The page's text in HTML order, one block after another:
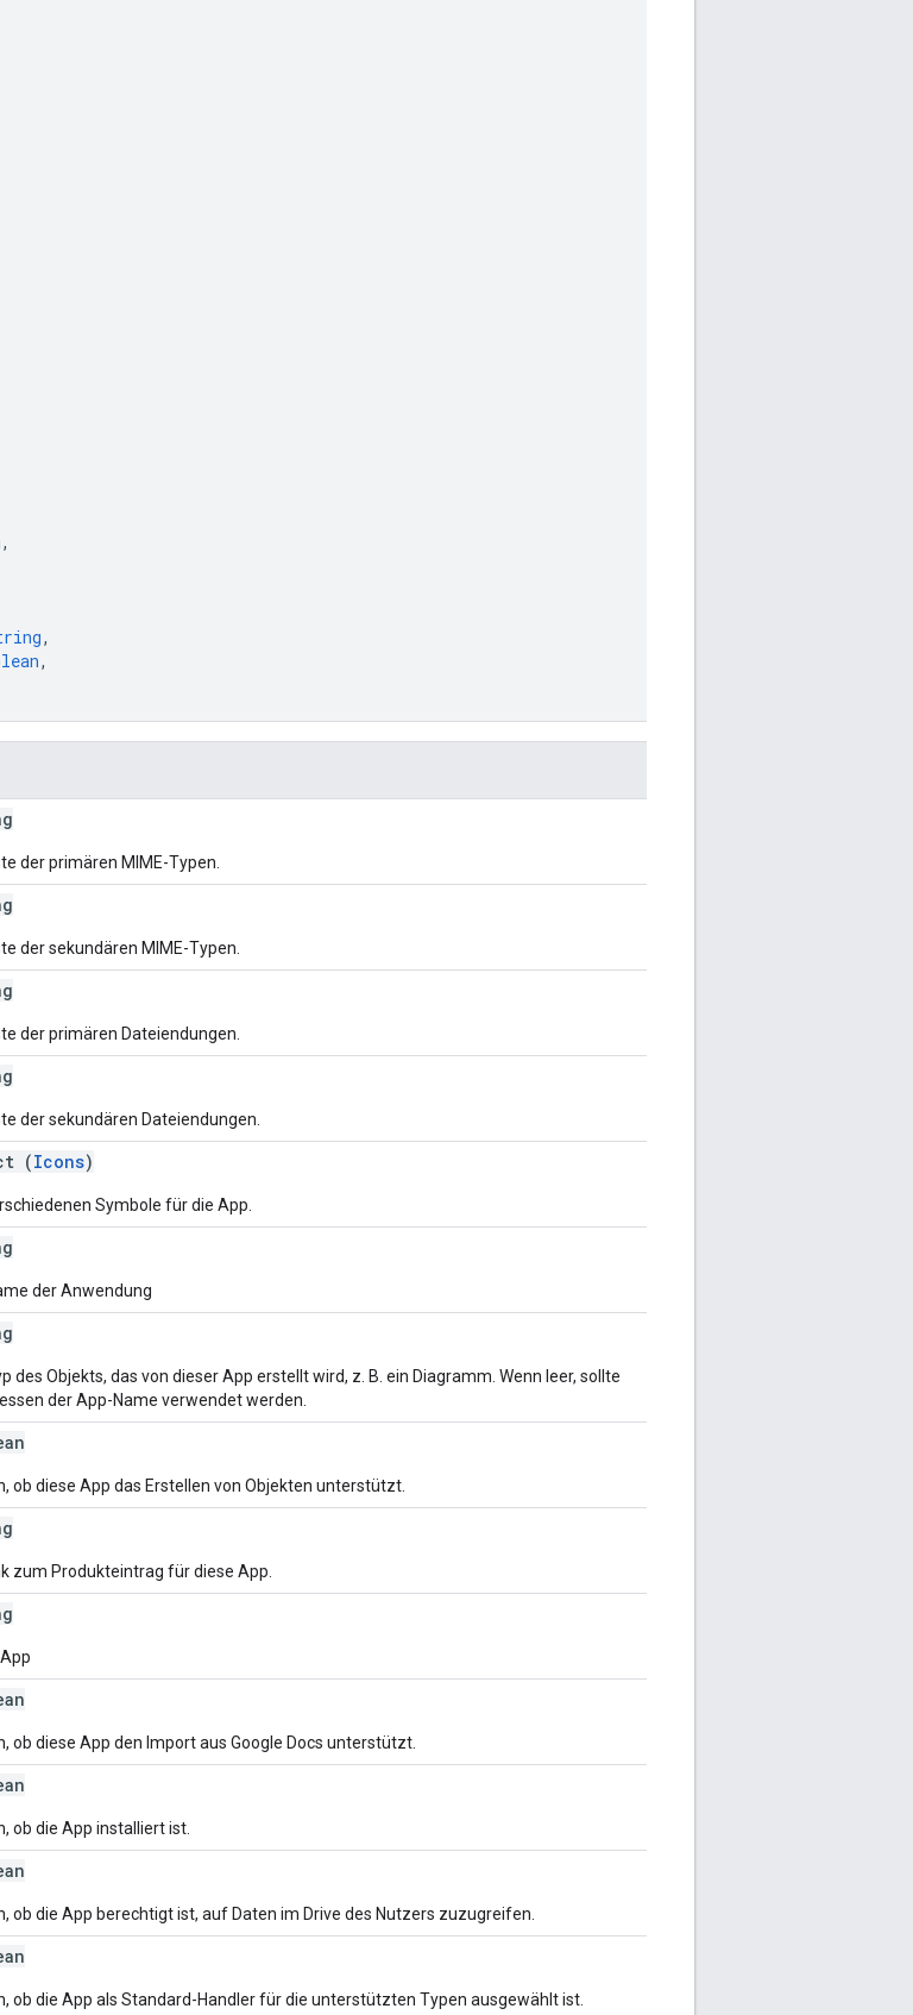
,
,
,
der primären MIME-Typen.
der sekundären MIME-Typen.
der primären Dateiendungen.
der sekundären Dateiendungen.
(Icons)
Symbole für die App.
der Anwendung
des Objekts, das von dieser App erstellt wird, z. B. ein Diagramm. Wenn leer, sollte
der App-Name verwendet werden.
ob diese App das Erstellen von Objekten unterstützt.
zum Produkteintrag für diese App.
App
ob diese App den Import aus Google Docs unterstützt.
ob die App installiert ist.
ob die App berechtigt ist, auf Daten im Drive des Nutzers zuzugreifen.
ob die App als Standard-Handler für die unterstützten Typen ausgewählt ist.